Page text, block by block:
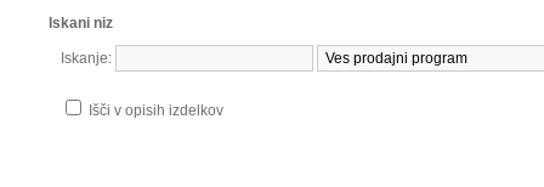
Iskani niz
Iskanje:
Išči v opisih izdelkov